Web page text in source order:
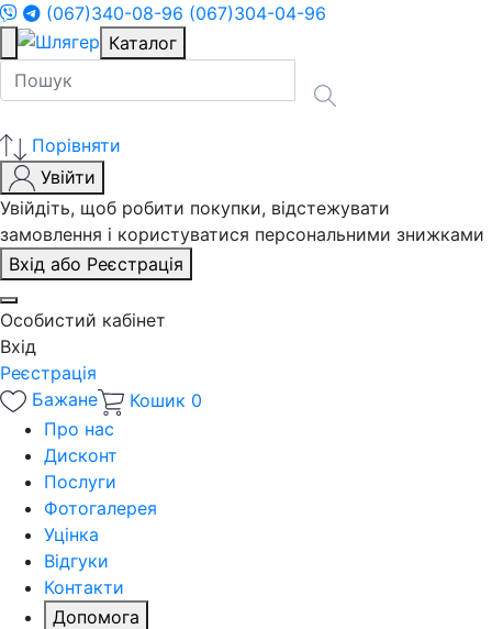
(067)340-08-96 (067)304-04-96
Каталог
Порівняти
Увійти
Увійдіть, щоб робити покупки, відстежувати
замовлення і користуватися персональними знижками
Вхід або Реєстрація
Особистий кабінет
Вхід
Реєстрація
Бажане
Кошик 0
Про нас
Дисконт
Послуги
Фотогалерея
Уцінка
Відгуки
Контакти
Допомога